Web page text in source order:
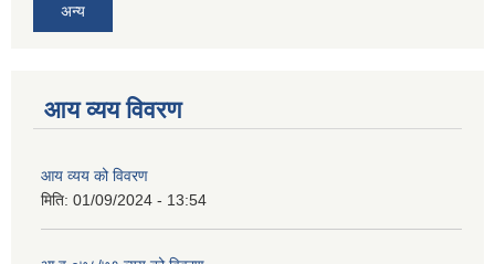
अन्य
आय व्यय विवरण
आय व्यय को विवरण
मिति: 01/09/2024 - 13:54